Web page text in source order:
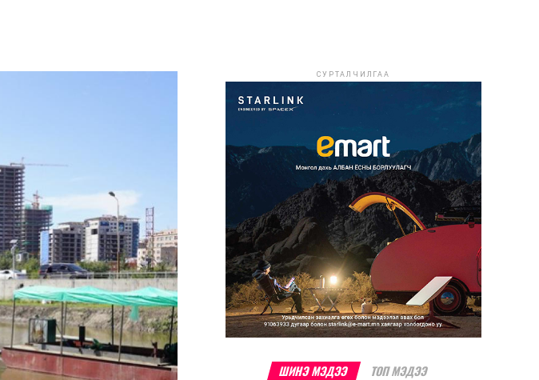
СУРТАЛЧИЛГАА
ШИНЭ МЭДЭЭ ТОП МЭДЭЭ